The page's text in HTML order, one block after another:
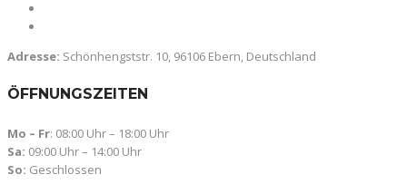
Adresse: Schönhengststr. 10, 96106 Ebern, Deutschland
ÖFFNUNGSZEITEN
Mo – Fr: 08:00 Uhr – 18:00 Uhr
Sa: 09:00 Uhr – 14:00 Uhr
So: Geschlossen